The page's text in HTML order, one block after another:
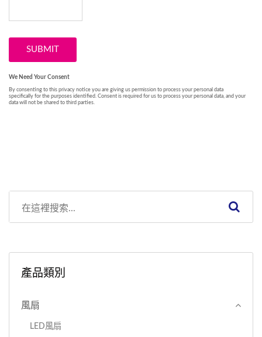
產品類別
風扇
LED風扇